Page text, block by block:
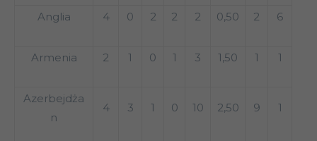
Anglia 4 0 2 2 2 0,50 2 6
Armenia 2 1 0 1 3 1,50 1 1
Azerbejdża
n
4 3 1 0 10 2,50 9 1